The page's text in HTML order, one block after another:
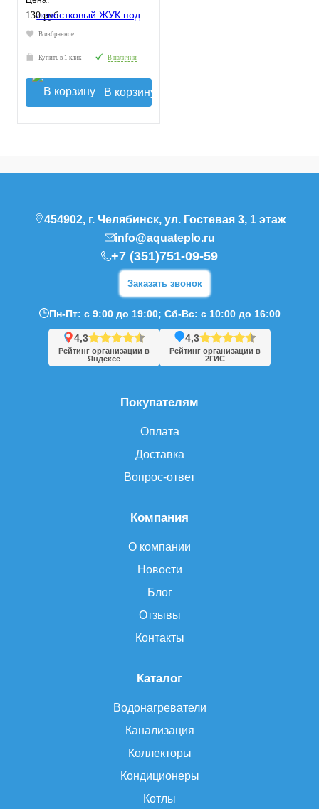
130 руб.
В избранное
Купить в 1 клик В наличии
В корзину
Каталог
Водонагреватели
Канализация
Коллекторы
Кондиционеры
Котлы
Компания
О компании
Новости
Блог
Отзывы
Контакты
Покупателям
Оплата
Доставка
Вопрос-ответ
454902, г. Челябинск, ул. Гостевая 3, 1 этаж
info@aquateplo.ru
+7 (351)751-09-59
Заказать звонок
Пн-Пт: с 9:00 до 19:00; Сб-Вс: с 10:00 до 16:00
4,3
Рейтинг организации в
Яндексе
4,3
Рейтинг организации в
2ГИС